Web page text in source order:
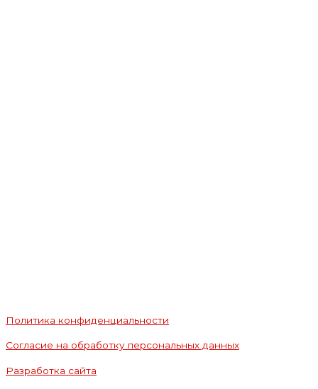
Политика конфиденциальности
Согласие на обработку персональных данных
Разработка сайта